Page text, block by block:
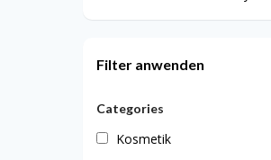
Filter anwenden
Categories
Kosmetik